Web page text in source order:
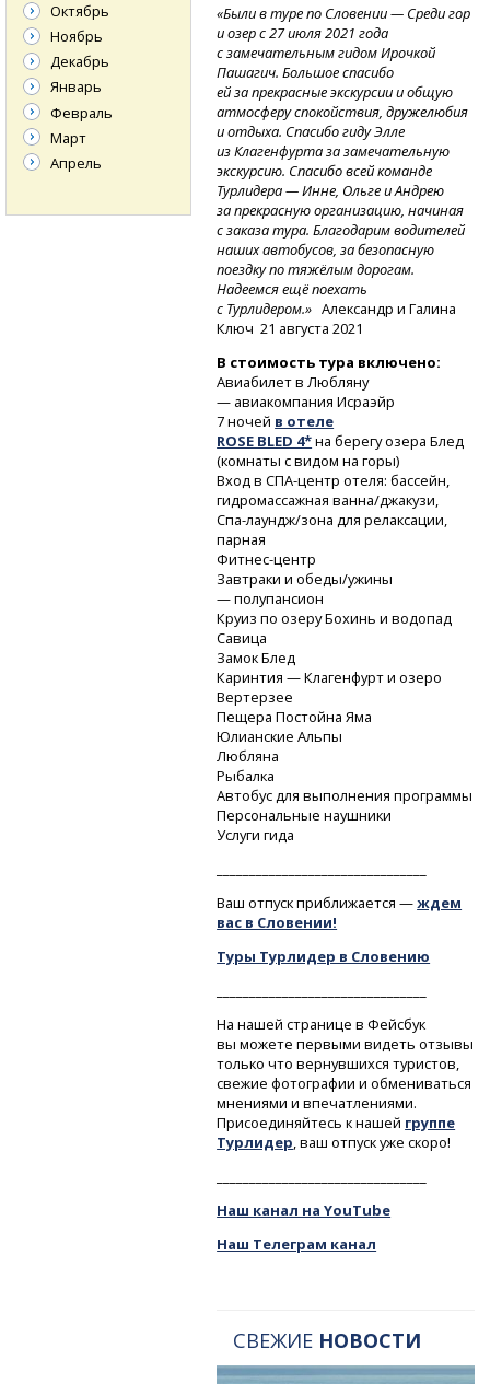
«Были в туре по Словении — Среди гор
и озер с 27 июля 2021 года
с замечательным гидом Ирочкой
Пашагич. Большое спасибо
ей за прекрасные экскурсии и общую
атмосферу спокойствия, дружелюбия
и отдыха. Спасибо гиду Элле
из Клагенфурта за замечательную
экскурсию. Спасибо всей команде
Турлидера — Инне, Ольге и Андрею
за прекрасную организацию, начиная
с заказа тура. Благодарим водителей
наших автобусов, за безопасную
поездку по тяжёлым дорогам.
Надеемся ещё поехать
с Турлидером.» Александр и Галина
Ключ 21 августа 2021
В стоимость тура включено:
Авиабилет в Любляну
— авиакомпания Исраэйр
7 ночей в отеле
ROSE BLED 4*на берегу озера Блед
(комнаты с видом на горы)
Входв СПА-центр отеля: бассейн,
гидромассажная ванна/джакузи,
Спа-лаундж/зона для релаксации,
парная
Фитнес-центр
Завтраки и обеды/ужины
— полупансион
Круиз по озеру Бохинь и водопад
Савица
Замок Блед
Каринтия — Клагенфурт и озеро
Вертерзее
Пещера Постойна Яма
Юлианские Альпы
Любляна
Рыбалка
Автобус для выполнения программы
Персональные наушники
Услуги гида
Ваш отпуск приближается —ждем
вас в Словении!
Туры Турлидер в Словению
На нашей странице в Фейсбук
вы можете первыми видеть отзывы
только что вернувшихся туристов,
свежие фотографии и обмениваться
мнениями и впечатлениями.
Присоединяйтесь к нашей группе
Турлидер, ваш отпуск уже скоро!
Наш канал на YouTube
Наш Телеграм канал
СВЕЖИЕ НОВОСТИ
Октябрь
Ноябрь
Декабрь
Январь
Февраль
Март
Апрель